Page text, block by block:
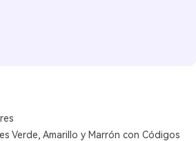
Verde, Amarillo y Marrón con Códigos